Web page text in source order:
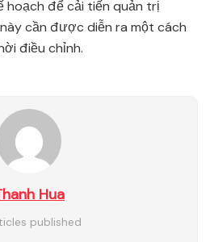
hoạch để cải tiến quản trị
cần được diễn ra một cách
điều chỉnh.
Hua
published